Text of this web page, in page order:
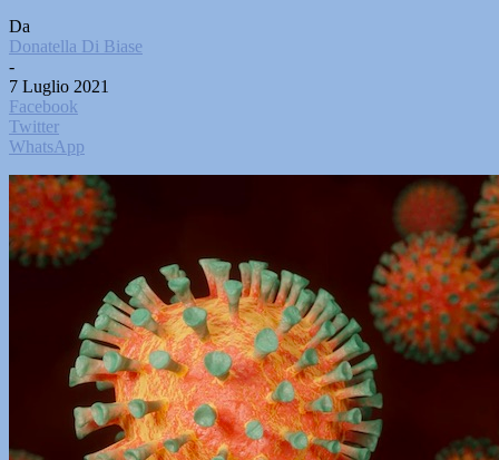
Da
Donatella Di Biase
-
7 Luglio 2021
Facebook
Twitter
WhatsApp